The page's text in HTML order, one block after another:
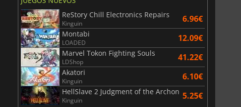
Total War WARHAMMER 3
ReStory Chill Electronics Repairs
Kinguin 6.96€
Montabi
LOADED 12.09€
Marvel Tokon Fighting Souls
LDShop 41.22€
Akatori
Kinguin 6.10€
HellSlave 2 Judgment of the Archon
Kinguin 5.25€